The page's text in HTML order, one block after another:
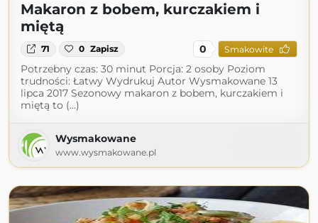
Makaron z bobem, kurczakiem i
miętą
71 0 Zapisz 0 Smakowite
Potrzebny czas: 30 minut Porcja: 2 osoby Poziom
trudności: Łatwy Wydrukuj Autor Wysmakowane 13
lipca 2017 Sezonowy makaron z bobem, kurczakiem i
miętą to (...)
Wysmakowane
www.wysmakowane.pl